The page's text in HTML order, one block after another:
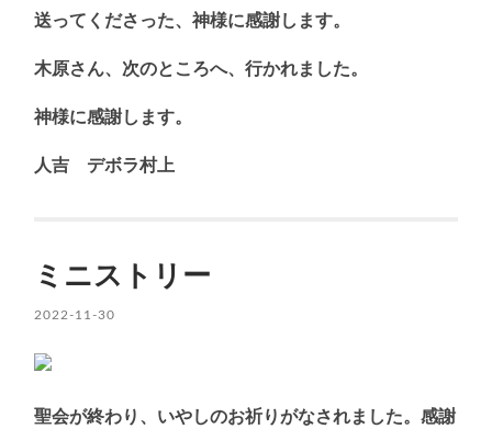
送ってくださった、神様に感謝します。
木原さん、次のところへ、行かれました。
神様に感謝します。
人吉 デボラ村上
ミニストリー
2022-11-30
聖会が終わり、いやしのお祈りがなされました。感謝